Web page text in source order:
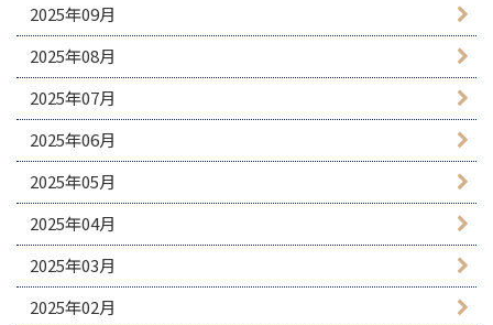
2025年09月
2025年08月
2025年07月
2025年06月
2025年05月
2025年04月
2025年03月
2025年02月